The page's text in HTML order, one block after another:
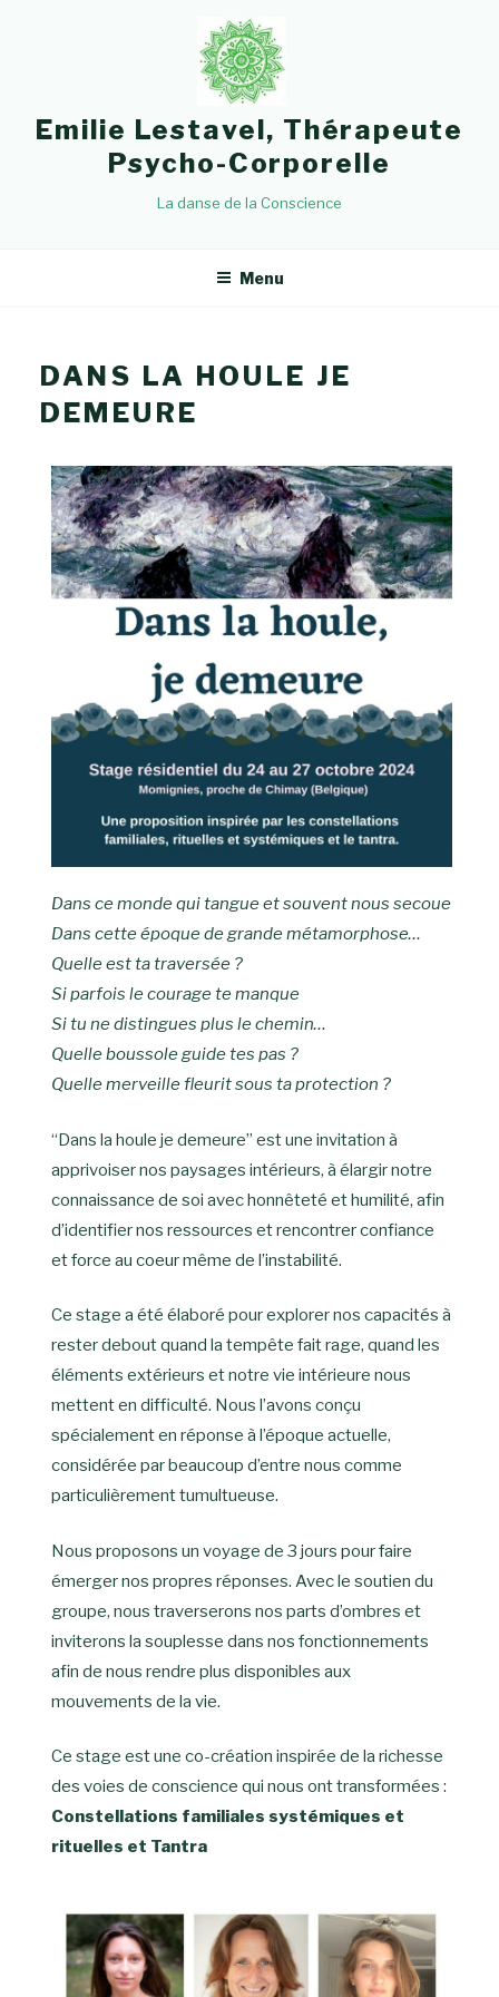
Emilie Lestavel, Thérapeute
Psycho-Corporelle
La danse de la Conscience
Menu
DANS LA HOULE JE
DEMEURE
Dans ce monde qui tangue et souvent nous secoue
Dans cette époque de grande métamorphose…
Quelle est ta traversée ?
Si parfois le courage te manque
Si tu ne distingues plus le chemin…
Quelle boussole guide tes pas ?
Quelle merveille fleurit sous ta protection ?
“Dans la houle je demeure” est une invitation à
apprivoiser nos paysages intérieurs, à élargir notre
connaissance de soi avec honnêteté et humilité, afin
d’identifier nos ressources et rencontrer confiance
et force au coeur même de l’instabilité.
Ce stage a été élaboré pour explorer nos capacités à
rester debout quand la tempête fait rage, quand les
éléments extérieurs et notre vie intérieure nous
mettent en difficulté. Nous l’avons conçu
spécialement en réponse à l’époque actuelle,
considérée par beaucoup d’entre nous comme
particulièrement tumultueuse.
Nous proposons un voyage de 3 jours pour faire
émerger nos propres réponses. Avec le soutien du
groupe, nous traverserons nos parts d’ombres et
inviterons la souplesse dans nos fonctionnements
afin de nous rendre plus disponibles aux
mouvements de la vie.
Ce stage est une co-création inspirée de la richesse
des voies de conscience qui nous ont transformées :
Constellations familiales systémiques et
rituelles et Tantra